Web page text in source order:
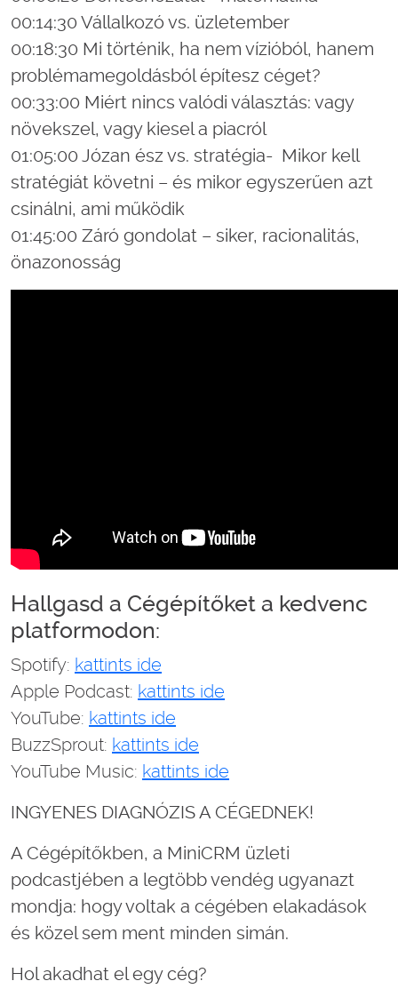
00:14:30 Vállalkozó vs. üzletember
00:18:30 Mi történik, ha nem vízióból, hanem
problémamegoldásból építesz céget?
00:33:00 Miért nincs valódi választás: vagy
növekszel, vagy kiesel a piacról
01:05:00 Józan ész vs. stratégia- Mikor kell
stratégiát követni – és mikor egyszerűen azt
csinálni, ami működik
01:45:00 Záró gondolat – siker, racionalitás,
önazonosság
Hallgasd a Cégépítőket a kedvenc
platformodon:
Spotify: kattints ide
Apple Podcast: kattints ide
YouTube: kattints ide
BuzzSprout: kattints ide
YouTube Music: kattints ide
INGYENES DIAGNÓZIS A CÉGEDNEK!
A Cégépítőkben, a MiniCRM üzleti
podcastjében a legtöbb vendég ugyanazt
mondja: hogy voltak a cégében elakadások
és közel sem ment minden simán.
Hol akadhat el egy cég?